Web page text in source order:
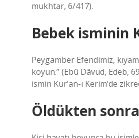
mukhtar, 6/417).
Bebek isminin
Peygamber Efendimiz,
koyun.” (Ebû Dâvud, Edeb,
ismin Kur’an-ı Kerim’de
Öldükten